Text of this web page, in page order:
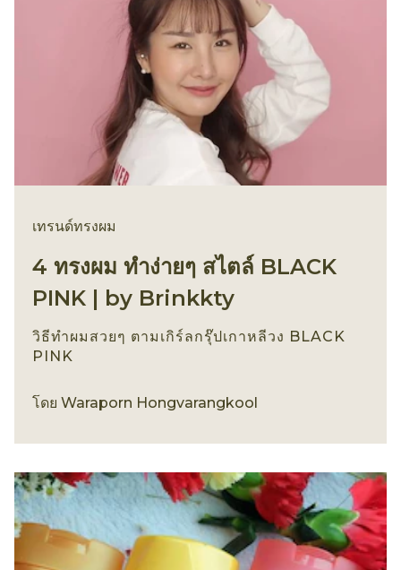
เทรนด์ทรงผม
4 ทรงผม ทำง่ายๆ สไตล์ BLACK
PINK | by Brinkkty
วิธีทำผมสวยๆ ตามเกิร์ลกรุ๊ปเกาหลีวง BLACK
PINK
โดย Waraporn Hongvarangkool